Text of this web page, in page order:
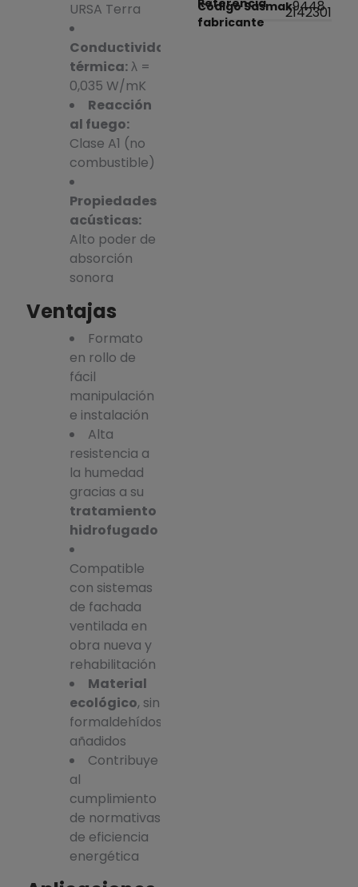
URSA Terra
Conductividad
térmica:λ =
0,035 W/mK
Reacción
al fuego:
Clase A1 (no
combustible)
Propiedades
acústicas:
Alto poder de
absorción
sonora
Ventajas
Formato
en rollo de
fácil
manipulación
e instalación
Alta
resistencia a
la humedad
gracias a su
tratamiento
hidrofugado
Compatible
con sistemas
de fachada
ventilada en
obra nueva y
rehabilitación
Material
ecológico, sin
formaldehídos
añadidos
Contribuye
al
cumplimiento
de normativas
de eficiencia
energética
Código Sasmak9448
Referencia
fabricante
2142301